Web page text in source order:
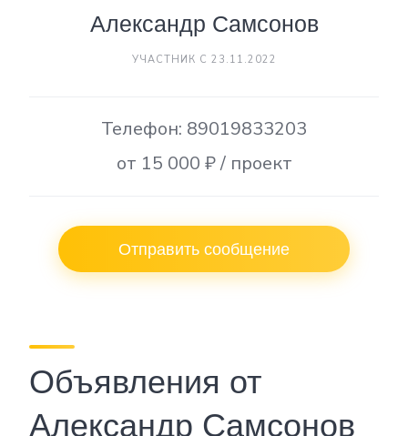
Александр Самсонов
УЧАСТНИК С 23.11.2022
Телефон: 89019833203
от 15 000 ₽ / проект
Отправить сообщение
Объявления от
Александр Самсонов